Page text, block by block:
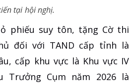
tại hội nghị.
phiếu suy tôn, tặng Cờ thi
đối với TAND cấp tỉnh là
cấp khu vực là Khu vực IV
Trưởng Cụm năm 2026 là